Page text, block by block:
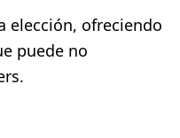
elección, ofreciendo
puede no